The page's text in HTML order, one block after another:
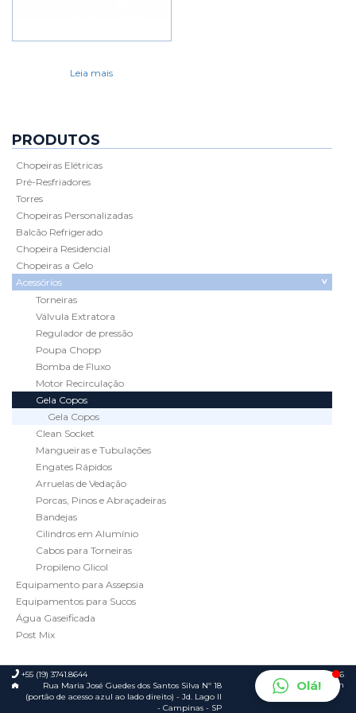
Leia mais
PRODUTOS
Chopeiras Elétricas
Pré-Resfriadores
Torres
Chopeiras Personalizadas
Balcão Refrigerado
Chopeira Residencial
Chopeiras a Gelo
Acessórios
Torneiras
Válvula Extratora
Regulador de pressão
Poupa Chopp
Bomba de Fluxo
Motor Recirculação
Gela Copos
Gela Copos
Clean Socket
Mangueiras e Tubulações
Engates Rápidos
Arruelas de Vedação
Porcas, Pinos e Abraçadeiras
Bandejas
Cilindros em Alumínio
Cabos para Torneiras
Propileno Glicol
Equipamento para Assepsia
Equipamentos para Sucos
Água Gaseificada
Post Mix
+55 (19) 3741.8644
Rua Maria José Guedes dos Santos Silva Nº 18
(portão de acesso azul ao lado direito) - Jd. Lago II
- Campinas - SP
© 2026
Foca.in
Olá!